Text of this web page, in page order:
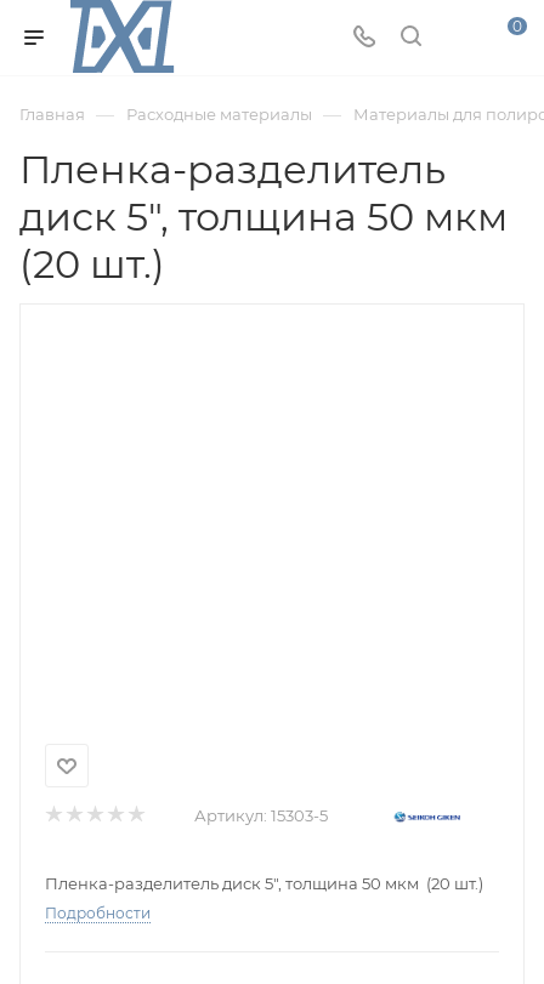
0
Главная — Расходные материалы — Материалы для
Пленка-разделитель
диск 5", толщина 50 мкм
(20 шт.)
Артикул: 15303-5
Пленка-разделитель диск 5", толщина 50 мкм (20 шт.)
Подробности